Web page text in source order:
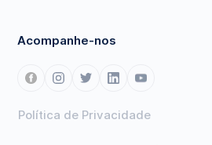
Acompanhe-nos
Política de Privacidade